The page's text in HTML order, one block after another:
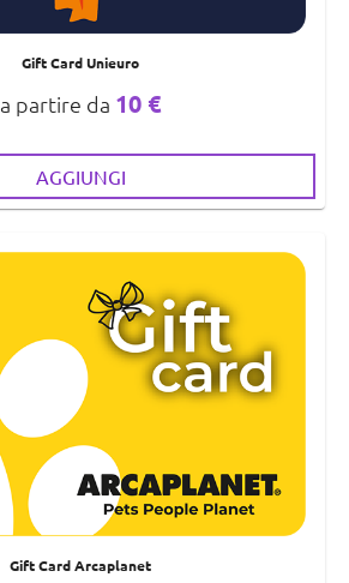
Gift Card Unieuro
a partire da 10 €
AGGIUNGI
Gift Card Arcaplanet